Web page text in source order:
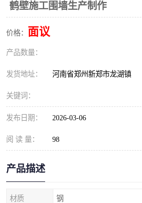
鹤壁施工围墙生产制作
价格： 面议
产品数量：
发货地址： 河南省郑州新郑市龙湖镇
关键词：
发布日期： 2026-03-06
阅 读 量： 98
产品描述
材质 钢